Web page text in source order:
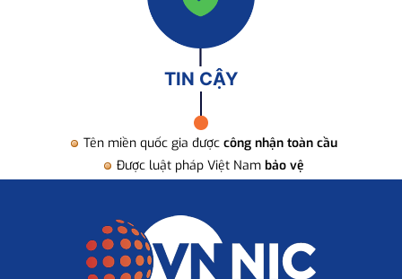
TIN CẬY
Tên miền quốc gia được công nhận toàn cầu
Được luật pháp Việt Nam bảo vệ